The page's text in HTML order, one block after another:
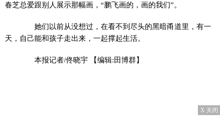
春芝总爱跟别人展示那幅画，“鹏飞画的，画的我们”。
她们以前从没想过，在看不到尽头的黑暗甬道里，有一
天，自己能和孩子走出来，一起撑起生活。
本报记者/佟晓宇 【编辑:田博群】
X 关闭